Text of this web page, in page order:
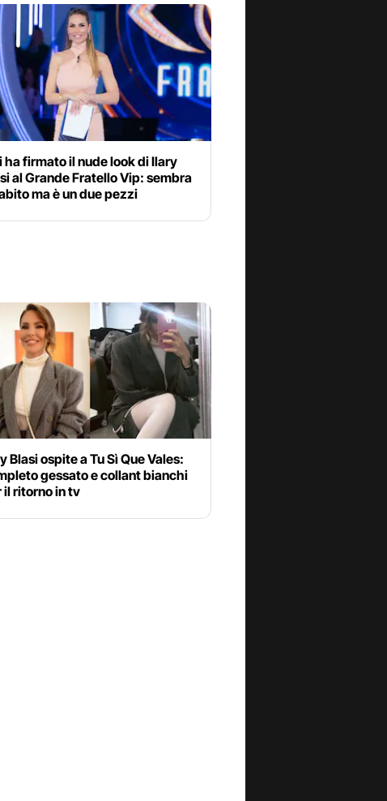
ha firmato il nude look di Ilary
al Grande Fratello Vip: sembra
ma è un due pezzi
Blasi ospite a Tu Sì Que Vales:
gessato e collant bianchi
il ritorno in tv